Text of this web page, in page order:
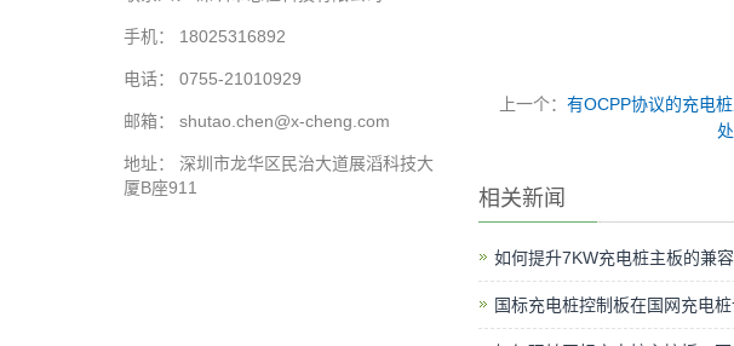
上一个： 有OCPP协议的充电
处
相关新闻
如何提升7KW充电桩主板的兼容
国标充电桩控制板在国网充电
手机： 18025316892
电话： 0755-21010929
邮箱： shutao.chen@x-cheng.com
地址： 深圳市龙华区民治大道展滔科技大
厦B座911